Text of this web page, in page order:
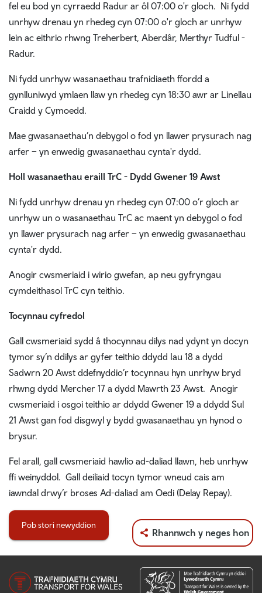
fel eu bod yn cyrraedd Radur ar ôl 07:00 o'r gloch. Ni fydd
unrhyw drenau yn rhedeg cyn 07:00 o'r gloch ar unrhyw
lein ac eithrio rhwng Treherbert, Aberdâr, Merthyr Tudful -
Radur.
Ni fydd unrhyw wasanaethau trafnidiaeth ffordd a
gynlluniwyd ymlaen llaw yn rhedeg cyn 18:30 awr ar Linellau
Craidd y Cymoedd.
Mae gwasanaethau’n debygol o fod yn llawer prysurach nag
arfer – yn enwedig gwasanaethau cynta'r dydd.
Holl wasanaethau eraill TrC - Dydd Gwener 19 Awst
Ni fydd unrhyw drenau yn rhedeg cyn 07:00 o’r gloch ar
unrhyw un o wasanaethau TrC ac maent yn debygol o fod
yn llawer prysurach nag arfer – yn enwedig gwasanaethau
cynta'r dydd.
Anogir cwsmeriaid i wirio gwefan, ap neu gyfryngau
cymdeithasol TrC cyn teithio.
Tocynnau cyfredol
Gall cwsmeriaid sydd â thocynnau dilys nad ydynt yn docyn
tymor sy’n ddilys ar gyfer teithio ddydd Iau 18 a dydd
Sadwrn 20 Awst ddefnyddio’r tocynnau hyn unrhyw bryd
rhwng dydd Mercher 17 a dydd Mawrth 23 Awst. Anogir
cwsmeriaid i osgoi teithio ar ddydd Gwener 19 a ddydd Sul
21 Awst gan fod disgwyl y bydd gwasanaethau yn hynod o
brysur.
Fel arall, gall cwsmeriaid hawlio ad-daliad llawn, heb unrhyw
ffi weinyddol. Gall deiliaid tocyn tymor wneud cais am
iawndal drwy’r broses Ad-daliad am Oedi (Delay Repay).
Pob stori newyddion
Rhannwch y neges hon